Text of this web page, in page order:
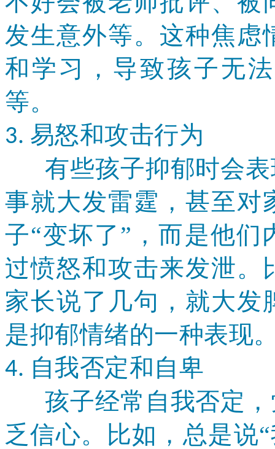
发生意外等。这种焦虑
和学习，导致孩子无
等。
3. 易怒和攻击行为
有些孩子抑郁时会表
事就大发雷霆，甚至对
子“变坏了”，而是他
过愤怒和攻击来发泄。
家长说了几句，就大发
是抑郁情绪的一种表现
4. 自我否定和自卑
孩子经常自我否定，
乏信心。比如，总是说